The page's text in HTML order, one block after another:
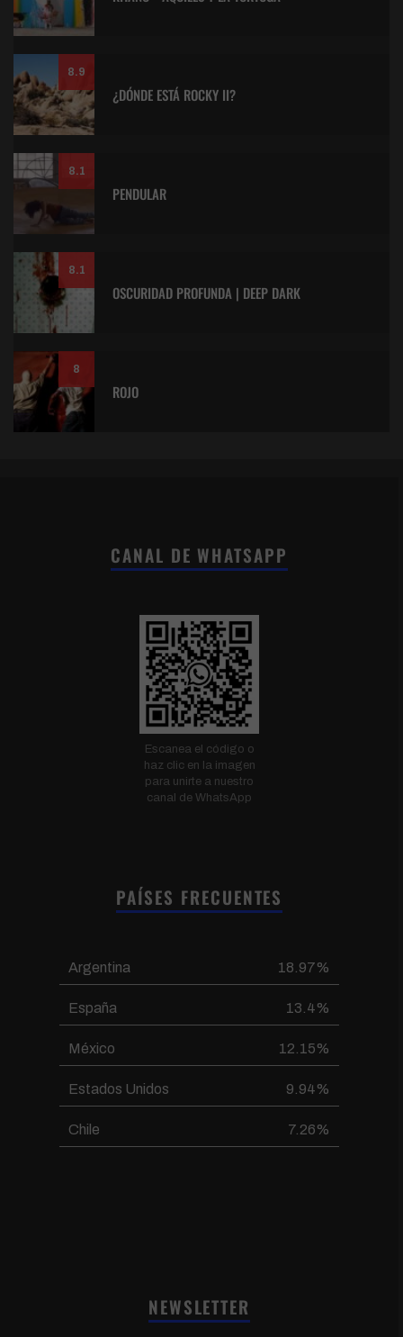
8.9
¿DÓNDE ESTÁ ROCKY II?
8.1
PENDULAR
8.1
OSCURIDAD PROFUNDA | DEEP DARK
8
ROJO
CANAL DE WHATSAPP
Escanea el código o
haz clic en la imagen
para unirte a nuestro
canal de WhatsApp
PAÍSES FRECUENTES
Argentina 18.97%
España 13.4%
México 12.15%
Estados Unidos 9.94%
Chile 7.26%
NEWSLETTER